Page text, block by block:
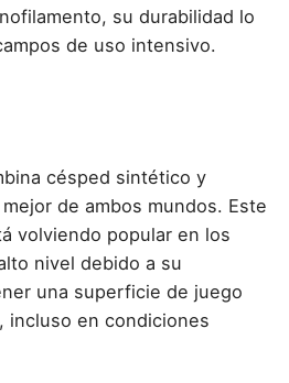
su durabilidad lo
de uso intensivo.
césped sintético y
de ambos mundos. Este
volviendo popular en los
nivel debido a su
una superficie de juego
incluso en condiciones